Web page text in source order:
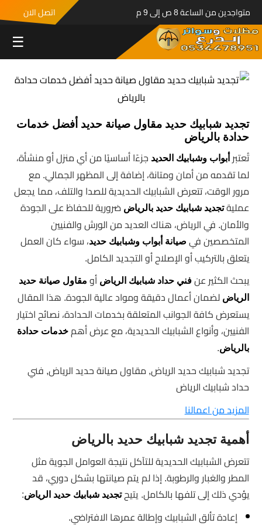
متواجدين من الساعة 8 ص إلى 9 م اتصل الان
☰
تجديد شبابيك حديد مقاول صيانة حديد أفضل خدمات
حدادة بالرياض
تُعتبر أبواب وشبابيك الحديد جزءًا أساسيًا من أي منزل أو منشأة،
لما تقدمه من أمان ومتانة، إضافة إلى المظهر الجمالي. مع
مرور الوقت، تتعرض الشبابيك الحديدية للصدا والتلف، مما يجعل
عمليةتجديد شبابيك حديد بالرياض ضرورية للحفاظ على الجودة
والأمان. في الرياض، هناك العديد من الورش والفنيين
المتخصصين في صيانة أبواب وشبابيك حديد، سواء كان العمل
يتعلق بالتركيب أو الإصلاح أو التجديد الكامل.
يبحث الكثير عنفني حداد شبابيك الرياض أو مقاول صيانة حديد
الرياض لضمان أعمال دقيقة ومواد عالية الجودة. هذا المقال
يستعرض كافة الجوانب المتعلقة بخدمات الحدادة، نصائح اختيار
الفنيين، وأنواع الشبابيك الحديدية، مع عرض أهمخدمات حدادة
بالرياض.
تجديد شبابيك حديد الرياض, مقاول صيانة حديد الرياض, فني
حداد شبابيك الرياض
المزيد من اعمالنا
أهمية تجديد شبابيك حديد بالرياض
تتعرض الشبابيك الحديدية للتآكل نتيجة العوامل الجوية مثل
المطر والغبار والرطوبة. إذا لم يتم صيانتها بشكل دوري، قد
يؤدي ذلك إلى تلفها بالكامل. يتيحتجديد شبابيك حديد الرياض:
إعادة تألق الشبابيك وإطالة عمرها الافتراضي.